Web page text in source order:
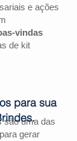
e ações
vindas
de kit
são uma das
gerar
para sua